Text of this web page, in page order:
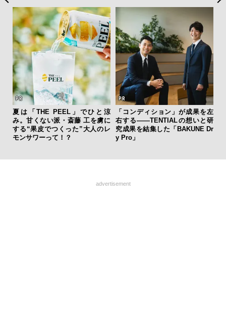
夏は「THE PEEL」でひと涼
み。甘くない派・斎藤 工を虜に
する“果皮でつくった”大人のレ
モンサワーって！？
「コンディション」が成果を左
右する——TENTIALの想いと研
究成果を結集した「BAKUNE Dr
y Pro」
advertisement